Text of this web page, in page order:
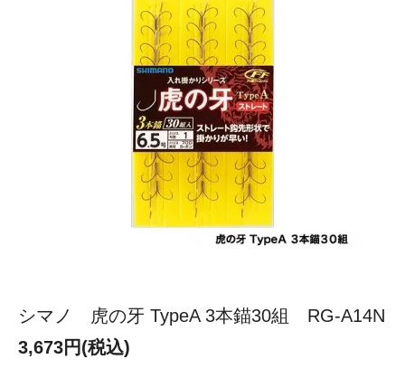
シマノ 虎の牙 TypeA 3本錨30組 RG-A14N
3,673円(税込)